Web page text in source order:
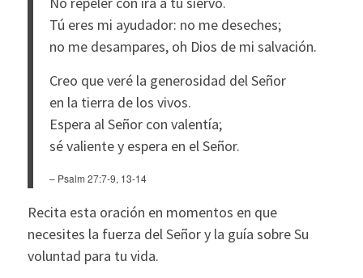
Tú eres mi ayudador: no me deseches;
no me desampares, oh Dios de mi salvación.
Creo que veré la generosidad del Señor
en la tierra de los vivos.
Espera al Señor con valentía;
sé valiente y espera en el Señor.
– Psalm 27:7-9, 13-14
Recita esta oración en momentos en que
necesites la fuerza del Señor y la guía sobre Su
voluntad para tu vida.